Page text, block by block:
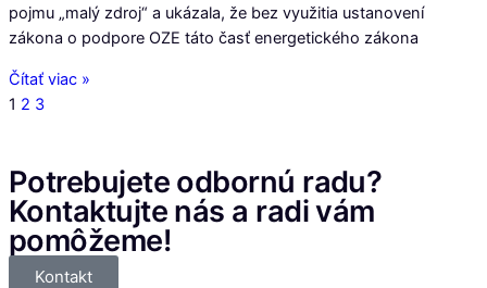
pojmu „malý zdroj“ a ukázala, že bez využitia ustanovení
zákona o podpore OZE táto časť energetického zákona
Čítať viac »
1 2 3
Potrebujete odbornú radu?
Kontaktujte nás a radi vám
pomôžeme!
Kontakt